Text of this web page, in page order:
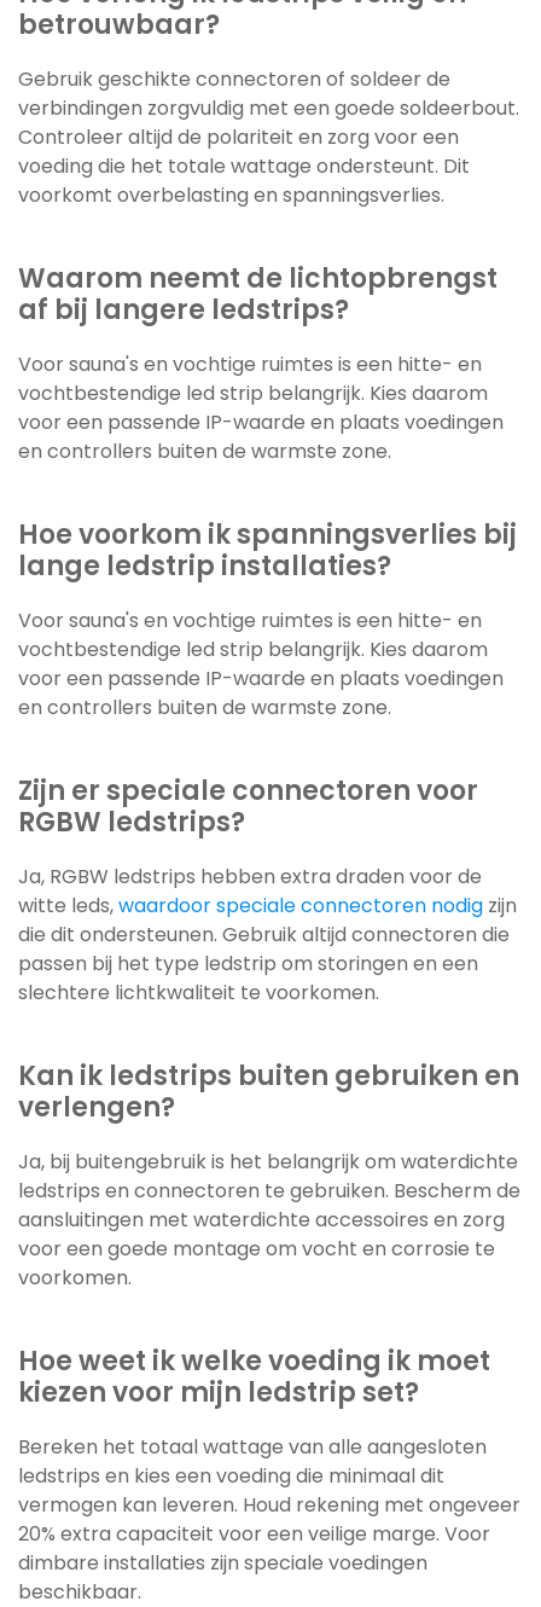
betrouwbaar?
Gebruik geschikte connectoren of soldeer de
verbindingen zorgvuldig met een goede soldeerbout.
Controleer altijd de polariteit en zorg voor een
voeding die het totale wattage ondersteunt. Dit
voorkomt overbelasting en spanningsverlies.
Waarom neemt de lichtopbrengst
af bij langere ledstrips?
Voor sauna's en vochtige ruimtes is een hitte- en
vochtbestendige led strip belangrijk. Kies daarom
voor een passende IP-waarde en plaats voedingen
en controllers buiten de warmste zone.
Hoe voorkom ik spanningsverlies bij
lange ledstrip installaties?
Voor sauna's en vochtige ruimtes is een hitte- en
vochtbestendige led strip belangrijk. Kies daarom
voor een passende IP-waarde en plaats voedingen
en controllers buiten de warmste zone.
Zijn er speciale connectoren voor
RGBW ledstrips?
Ja, RGBW ledstrips hebben extra draden voor de
witte leds,waardoor speciale connectoren nodig zijn
die dit ondersteunen. Gebruik altijd connectoren die
passen bij het type ledstrip om storingen en een
slechtere lichtkwaliteit te voorkomen.
Kan ik ledstrips buiten gebruiken en
verlengen?
Ja, bij buitengebruik is het belangrijk om waterdichte
ledstrips en connectoren te gebruiken. Bescherm de
aansluitingen met waterdichte accessoires en zorg
voor een goede montage om vocht en corrosie te
voorkomen.
Hoe weet ik welke voeding ik moet
kiezen voor mijn ledstrip set?
Bereken het totaal wattage van alle aangesloten
ledstrips en kies een voeding die minimaal dit
vermogen kan leveren. Houd rekening met ongeveer
20% extra capaciteit voor een veilige marge. Voor
dimbare installaties zijn speciale voedingen
beschikbaar.